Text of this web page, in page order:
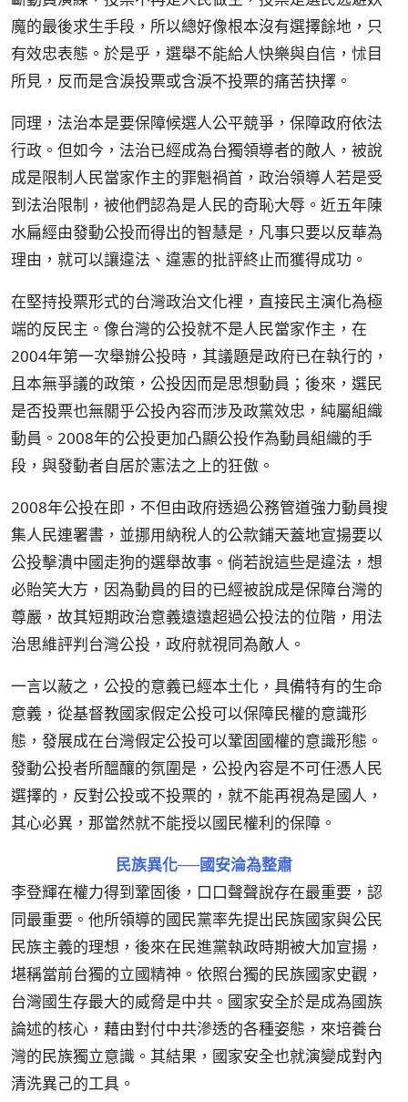
魔的最後求生手段，所以總好像根本沒有選擇餘地，只
有效忠表態。於是乎，選舉不能給人快樂與自信，怵目
所見，反而是含淚投票或含淚不投票的痛苦抉擇。
同理，法治本是要保障候選人公平競爭，保障政府依法
行政。但如今，法治已經成為台獨領導者的敵人，被說
成是限制人民當家作主的罪魁禍首，政治領導人若是受
到法治限制，被他們認為是人民的奇恥大辱。近五年陳
水扁經由發動公投而得出的智慧是，凡事只要以反華為
理由，就可以讓違法、違憲的批評終止而獲得成功。
在堅持投票形式的台灣政治文化裡，直接民主演化為極
端的反民主。像台灣的公投就不是人民當家作主，在
2004年第一次舉辦公投時，其議題是政府已在執行的，
且本無爭議的政策，公投因而是思想動員；後來，選民
是否投票也無關乎公投內容而涉及政黨效忠，純屬組織
動員。2008年的公投更加凸顯公投作為動員組織的手
段，與發動者自居於憲法之上的狂傲。
2008年公投在即，不但由政府透過公務管道強力動員搜
集人民連署書，並挪用納稅人的公款鋪天蓋地宣揚要以
公投擊潰中國走狗的選舉故事。倘若說這些是違法，想
必貽笑大方，因為動員的目的已經被說成是保障台灣的
尊嚴，故其短期政治意義遠遠超過公投法的位階，用法
治思維評判台灣公投，政府就視同為敵人。
一言以蔽之，公投的意義已經本土化，具備特有的生命
意義，從基督教國家假定公投可以保障民權的意識形
態，發展成在台灣假定公投可以鞏固國權的意識形態。
發動公投者所醞釀的氛圍是，公投內容是不可任憑人民
選擇的，反對公投或不投票的，就不能再視為是國人，
其心必異，那當然就不能授以國民權利的保障。
民族異化──國安淪為整肅
李登輝在權力得到鞏固後，口口聲聲說存在最重要，認
同最重要。他所領導的國民黨率先提出民族國家與公民
民族主義的理想，後來在民進黨執政時期被大加宣揚，
堪稱當前台獨的立國精神。依照台獨的民族國家史觀，
台灣國生存最大的威脅是中共。國家安全於是成為國族
論述的核心，藉由對付中共滲透的各種姿態，來培養台
灣的民族獨立意識。其結果，國家安全也就演變成對內
清洗異己的工具。